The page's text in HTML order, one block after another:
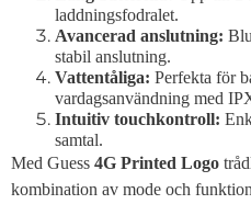
laddningsfodralet.
Avancerad anslutning:
stabil anslutning.
Vattentåliga: Perfekta för
vardagsanvändning med
Intuitiv touchkontroll:
samtal.
Med Guess 4G Printed Logo
kombination av mode och